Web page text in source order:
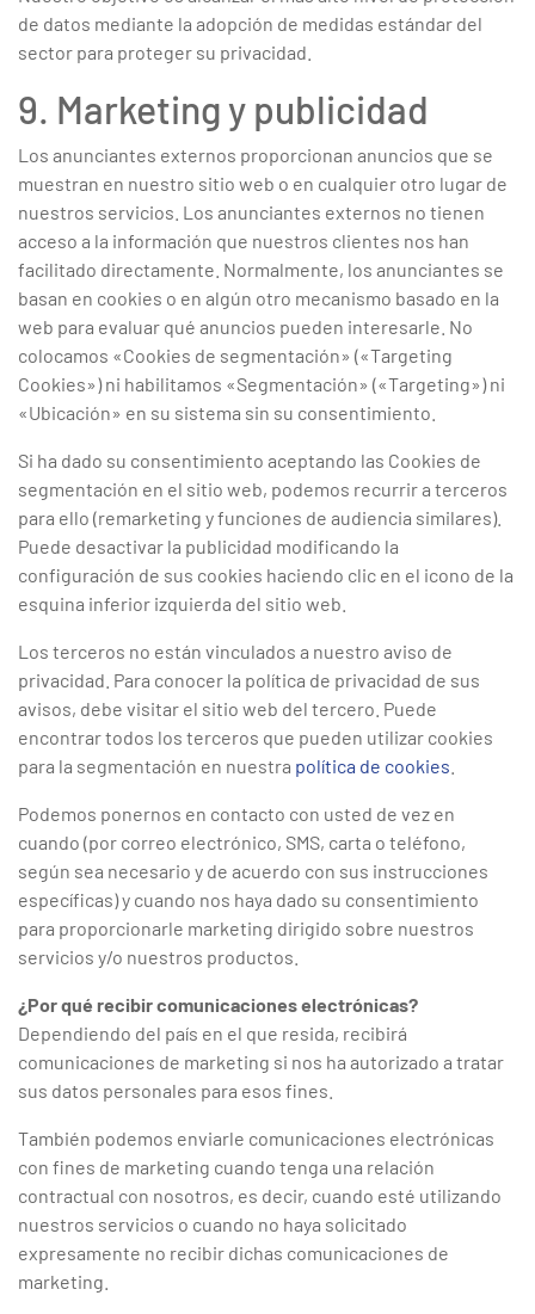
de datos mediante la adopción de medidas estándar del
sector para proteger su privacidad.
9. Marketing y publicidad
Los anunciantes externos proporcionan anuncios que se
muestran en nuestro sitio web o en cualquier otro lugar de
nuestros servicios. Los anunciantes externos no tienen
acceso a la información que nuestros clientes nos han
facilitado directamente. Normalmente, los anunciantes se
basan en cookies o en algún otro mecanismo basado en la
web para evaluar qué anuncios pueden interesarle. No
colocamos «Cookies de segmentación» («Targeting
Cookies») ni habilitamos «Segmentación» («Targeting») ni
«Ubicación» en su sistema sin su consentimiento.
Si ha dado su consentimiento aceptando las Cookies de
segmentación en el sitio web, podemos recurrir a terceros
para ello (remarketing y funciones de audiencia similares).
Puede desactivar la publicidad modificando la
configuración de sus cookies haciendo clic en el icono de la
esquina inferior izquierda del sitio web.
Los terceros no están vinculados a nuestro aviso de
privacidad. Para conocer la política de privacidad de sus
avisos, debe visitar el sitio web del tercero. Puede
encontrar todos los terceros que pueden utilizar cookies
para la segmentación en nuestra política de cookies
Podemos ponernos en contacto con usted de vez en
cuando (por correo electrónico, SMS, carta o teléfono,
según sea necesario y de acuerdo con sus instrucciones
específicas) y cuando nos haya dado su consentimiento
para proporcionarle marketing dirigido sobre nuestros
servicios y/o nuestros productos.
¿Por qué recibir comunicaciones electrónicas?
Dependiendo del país en el que resida, recibirá
comunicaciones de marketing si nos ha autorizado a tratar
sus datos personales para esos fines.
También podemos enviarle comunicaciones electrónicas
con fines de marketing cuando tenga una relación
contractual con nosotros, es decir, cuando esté utilizando
nuestros servicios o cuando no haya solicitado
expresamente no recibir dichas comunicaciones de
marketing.